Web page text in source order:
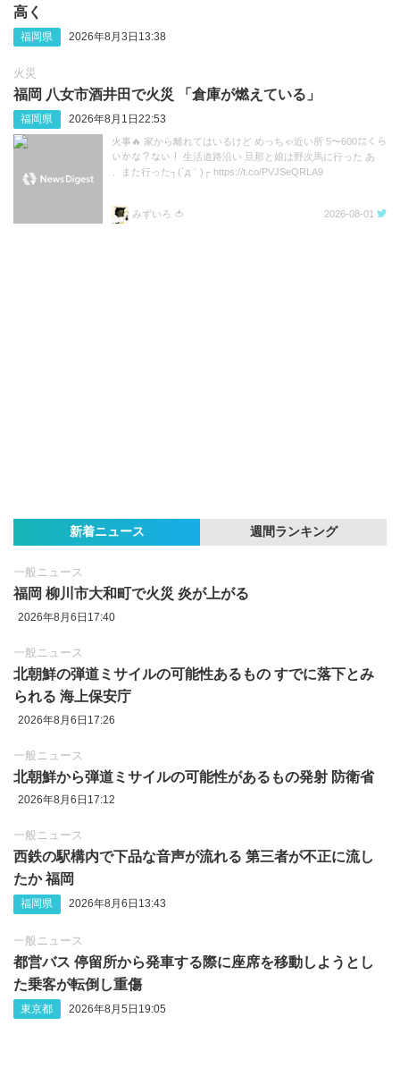
高く
福岡県 2026年8月3日13:38
火災
福岡 八女市酒井田で火災 「倉庫が燃えている」
福岡県 2026年8月1日22:53
火事🔥 家から離れてはいるけど めっちゃ近い所 5〜600㍍くら
いかな？ない！ 生活道路沿い 旦那と娘は野次馬に行った あ
、また行った┐(´д｀)┌ https://t.co/PVJSeQRLA9
みずいろ 🍅 2026-08-01
新着ニュース 週間ランキング
一般ニュース
福岡 柳川市大和町で火災 炎が上がる
2026年8月6日17:40
一般ニュース
北朝鮮の弾道ミサイルの可能性あるもの すでに落下とみ
られる 海上保安庁
2026年8月6日17:26
一般ニュース
北朝鮮から弾道ミサイルの可能性があるもの発射 防衛省
2026年8月6日17:12
一般ニュース
西鉄の駅構内で下品な音声が流れる 第三者が不正に流し
たか 福岡
福岡県 2026年8月6日13:43
一般ニュース
都営バス 停留所から発車する際に座席を移動しようとし
た乗客が転倒し重傷
東京都 2026年8月5日19:05